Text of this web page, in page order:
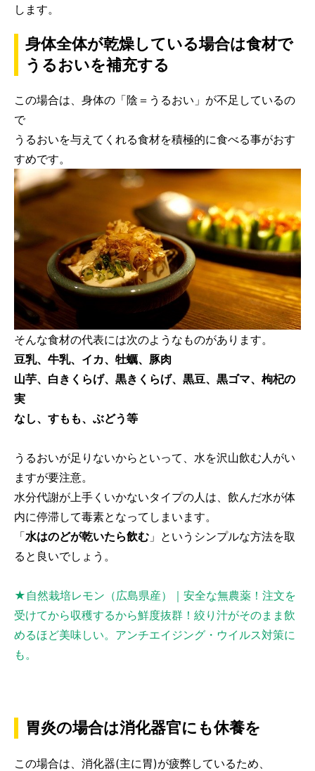
します。
身体全体が乾燥している場合は食材で
うるおいを補充する
この場合は、身体の「陰＝うるおい」が不足しているの
で
うるおいを与えてくれる食材を積極的に食べる事がおす
すめです。
そんな食材の代表には次のようなものがあります。
豆乳、牛乳、イカ、牡蠣、豚肉
山芋、白きくらげ、黒きくらげ、黒豆、黒ゴマ、枸杞の
実
なし、すもも、ぶどう等
うるおいが足りないからといって、水を沢山飲む人がい
ますが要注意。
水分代謝が上手くいかないタイプの人は、飲んだ水が体
内に停滞して毒素となってしまいます。
「水はのどが乾いたら飲む 」というシンプルな方法を取
ると良いでしょう。
★自然栽培レモン（広島県産）｜安全な無農薬！注文を
受けてから収穫するから鮮度抜群！絞り汁がそのまま飲
めるほど美味しい。アンチエイジング・ウイルス対策に
も。
胃炎の場合は消化器官にも休養を
この場合は、消化器(主に胃)が疲弊しているため、